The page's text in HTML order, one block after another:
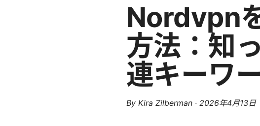
Nordvpn
方法：知
連キーワ
By Kira Zilberman · 2026年4月13日